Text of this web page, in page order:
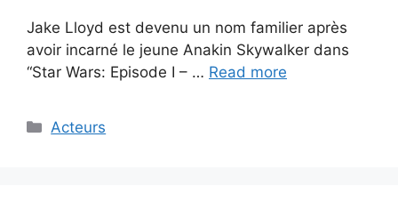
Jake Lloyd est devenu un nom familier après
avoir incarné le jeune Anakin Skywalker dans
“Star Wars: Episode I – … Read more
Categories
Acteurs